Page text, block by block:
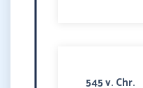
545 v. Chr.